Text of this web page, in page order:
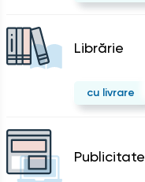
Librărie
cu livrare
Publicitate